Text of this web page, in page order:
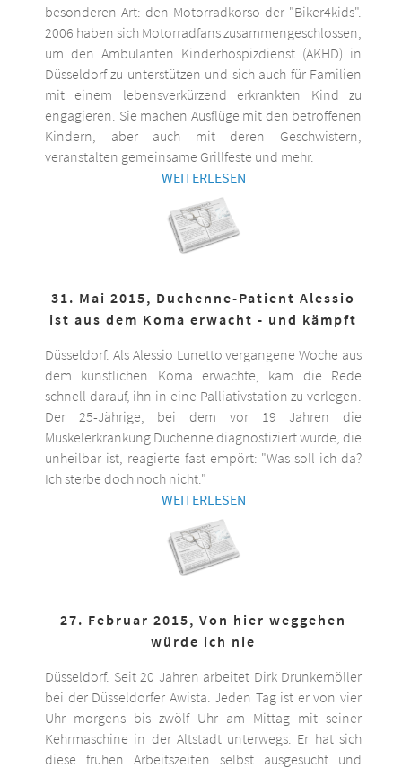
besonderen Art: den Motorradkorso der "Biker4kids".
2006 haben sich Motorradfans zusammengeschlossen,
um den Ambulanten Kinderhospizdienst (AKHD) in
Düsseldorf zu unterstützen und sich auch für Familien
mit einem lebensverkürzend erkrankten Kind zu
engagieren. Sie machen Ausflüge mit den betroffenen
Kindern, aber auch mit deren Geschwistern,
veranstalten gemeinsame Grillfeste und mehr.
WEITERLESEN
31. Mai 2015, Duchenne-Patient Alessio
ist aus dem Koma erwacht - und kämpft
Düsseldorf. Als Alessio Lunetto vergangene Woche aus
dem künstlichen Koma erwachte, kam die Rede
schnell darauf, ihn in eine Palliativstation zu verlegen.
Der 25-Jährige, bei dem vor 19 Jahren die
Muskelerkrankung Duchenne diagnostiziert wurde, die
unheilbar ist, reagierte fast empört: "Was soll ich da?
Ich sterbe doch noch nicht."
WEITERLESEN
27. Februar 2015, Von hier weggehen
würde ich nie
Düsseldorf. Seit 20 Jahren arbeitet Dirk Drunkemöller
bei der Düsseldorfer Awista. Jeden Tag ist er von vier
Uhr morgens bis zwölf Uhr am Mittag mit seiner
Kehrmaschine in der Altstadt unterwegs. Er hat sich
diese frühen Arbeitszeiten selbst ausgesucht und